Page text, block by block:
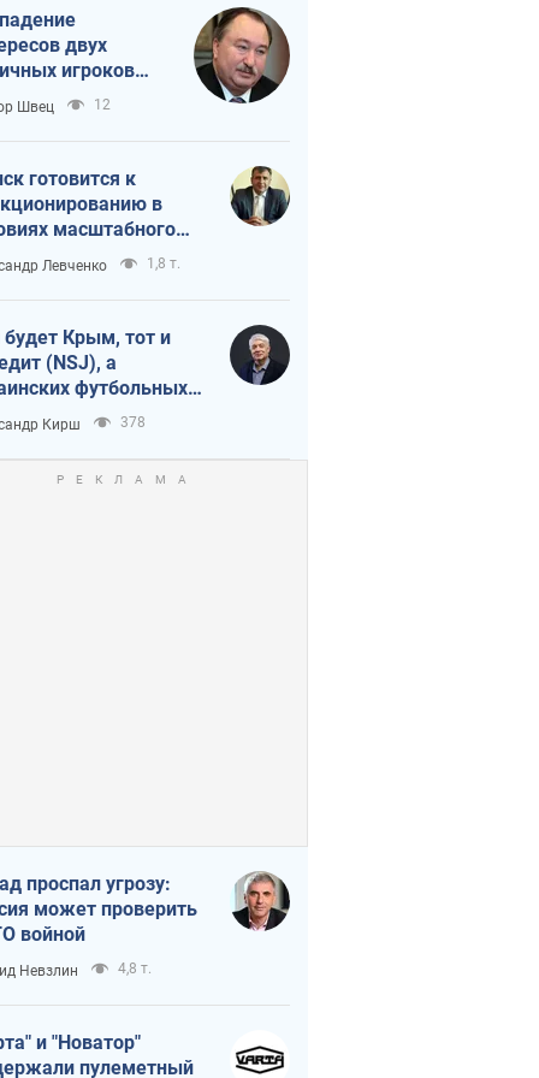
двух
игроков
план
и Путина?
Швец 12
готовится к
в
масштабного
кризиса
Левченко 1,8 т.
будет Крым, тот и
(NSJ), а
футбольных
могут
убийцами
Кирш 378
проспал угрозу:
может проверить
войной
Невзлин 4,8 т.
и "Новатор"
пулеметный